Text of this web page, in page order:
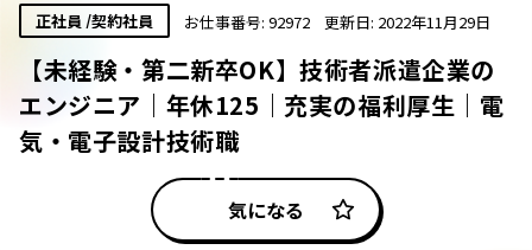
正社員 /契約社員 お仕事番号: 92972 更新日: 2022年11月29日
【未経験・第二新卒OK】技術者派遣企業の
エンジニア｜年休125｜充実の福利厚生｜電
気・電子設計技術職
気になる